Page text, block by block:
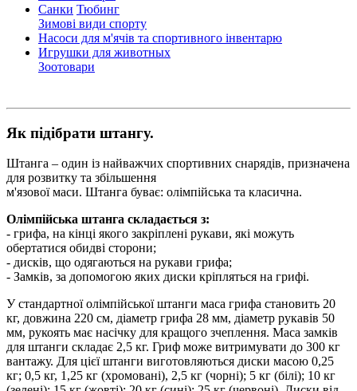
Санки Тюбинг
Зимові види спорту
Насоси для м'ячів та спортивного інвентарю
Игрушки для животных
Зоотовари
Як підібрати штангу.
Штанга – один із найважчих спортивних снарядів, призначена
для розвитку та збільшення
м'язової маси. Штанга буває: олімпійська та класична.
Олімпійська штанга складається з:
- грифа, на кінці якого закріплені рукави, які можуть
обертатися обидві сторони;
- дисків, що одягаються на рукави грифа;
- Замків, за допомогою яких диски кріпляться на грифі.
У стандартної олімпійської штанги маса грифа становить 20
кг, довжина 220 см, діаметр грифа 28 мм, діаметр рукавів 50
мм, рукоять має насічку для кращого зчеплення. Маса замків
для штанги складає 2,5 кг. Гриф може витримувати до 300 кг
вантажу. Для цієї штанги виготовляються диски масою 0,25
кг; 0,5 кг, 1,25 кг (хромовані), 2,5 кг (чорні); 5 кг (білі); 10 кг